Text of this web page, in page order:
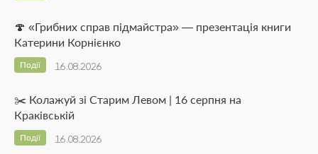
🍄 «Грибних справ підмайстра» — презентація книги
Катерини Корнієнко
16.08.2026
Події
✂️ Колажуй зі Старим Левом | 16 серпня на
Краківській
16.08.2026
Події